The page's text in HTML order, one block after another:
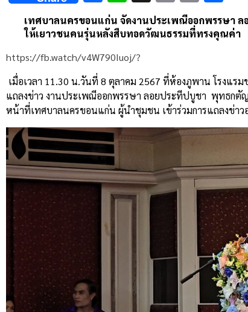
Link
เทศบาลนครขอนแก่น จัดงานประเพณีออกพรรษา
ให้เยาวชนคนรุ่นหลังสืบทอดวัฒนธรรมที่ทรงคุณค่า
https://fb.watch/v4W790Iuoj/?
เมื่อเวลา 11.30 น.วันที่ 8 ตุลาคม 2567 ที่ห้องภูพาน โรงแ
แถลงข่าว งานประเพณีออกพรรษา ลอยประทีปบูชา พุทธก
หน้าที่เทศบาลนครขอนแก่น ผู้นำชุมชน เข้าร่วมการแถลงข่าว